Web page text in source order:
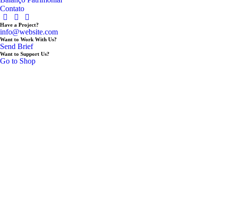
Contato
Have a Project?
info@website.com
Want to Work With Us?
Send Brief
Want to Support Us?
Go to Shop